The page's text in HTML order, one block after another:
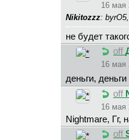
16 мая
Nikitozzz:
не будет
off
16 мая
деньги,
off
16 мая
Nightmare, Гг,
off